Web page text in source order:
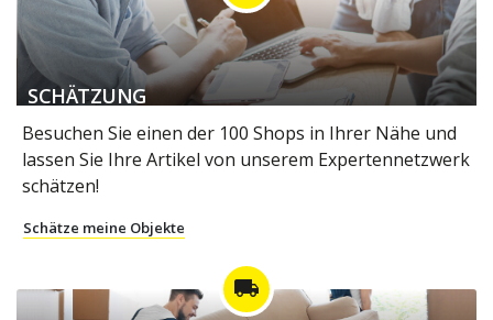
SCHÄTZUNG
Besuchen Sie einen der 100 Shops in Ihrer Nähe und
lassen Sie Ihre Artikel von unserem Expertennetzwerk
schätzen!
Schätze meine Objekte
local_shipping